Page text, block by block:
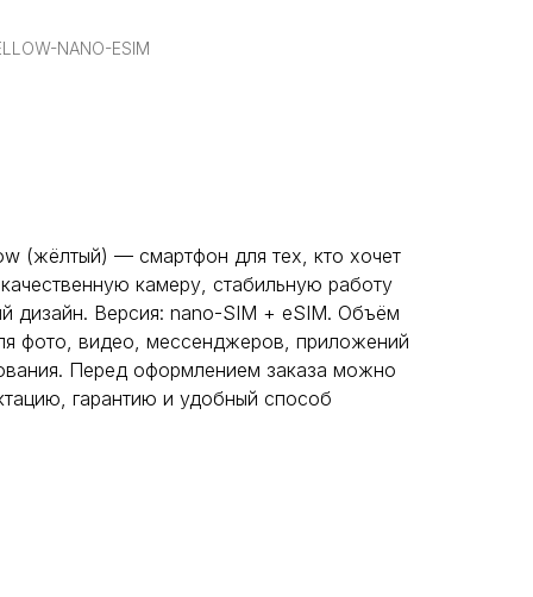
NANO-ESIM
(жёлтый) — смартфон для тех, кто хочет
камеру, стабильную работу
дизайн. Версия: nano-SIM + eSIM. Объём
фото, видео, мессенджеров, приложений
Перед оформлением заказа можно
гарантию и удобный способ